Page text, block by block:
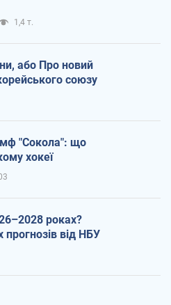
1,4 т.
або Про новий
союзу
"Сокола": що
хокеї
роках?
прогнозів від НБУ